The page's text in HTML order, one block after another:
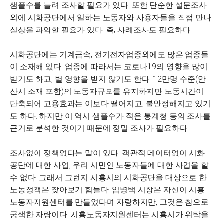
샘플수를 늘려 조사할 필요가 있다. 또한 단순한 설문조사
외에 시화공단에서 일하는 노동자와 사용자들을 직접 만나
실상을 파악할 필요가 있다. 즉, 사례조사도 필요하다.
시화공단에는 기계금속, 전기전자업종외에도 많은 업종들
이 소재해 있다. 업종에 따라서는 코로나19의 영향을 많이
받기도 하고, 별 영향을 받지 않기도 한다. 12만명 수준(안
산시 소재 포함)의 노동자규모를 유지하지만 노동시간이
단축되어 고용효과는 이보다 떨어지고, 불안정해지고 있기
도 하다. 하지만 이 역시 샘플수가 적은 통계청 등의 조사를
근거로 분석한 것이기 때문에 정밀 조사가 필요하다.
조사없이 정책없다는 말이 있다. 객관적 데이터없이 시화
공단에 대한 사업, 우리 시민인 노동자들에 대한 사업을 할
수 없다. 그래서 그런지 시흥시의 시화공단을 대상으로 한
노동정책은 찾아보기 힘들다. 임병택 시장은 자신이 시흥
노동자지원센터를 만들었다며 자랑하지만, 그것은 참으로
궁색한 자랑이다. 시흥노동자지원센터는 시흥시가 위탁을